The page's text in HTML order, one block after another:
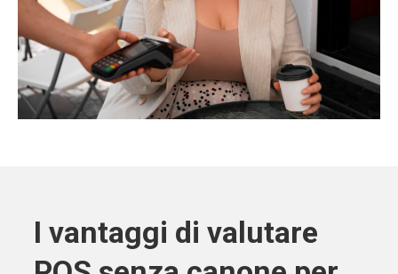
I vantaggi di valutare